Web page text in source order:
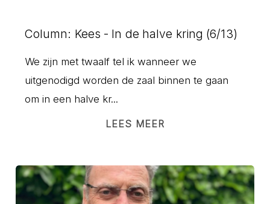
Column: Kees - In de halve kring (6/13)
We zijn met twaalf tel ik wanneer we
uitgenodigd worden de zaal binnen te gaan
om in een halve kr...
LEES MEER